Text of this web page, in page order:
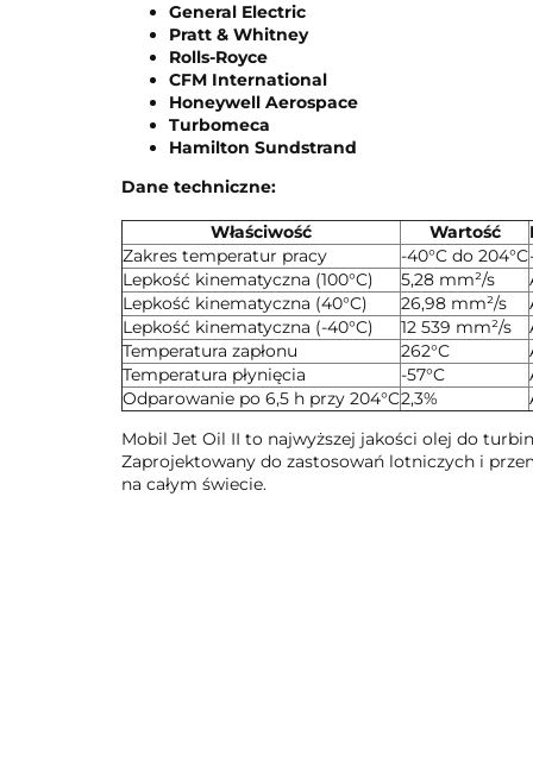
General Electric
Pratt & Whitney
Rolls-Royce
CFM International
Honeywell Aerospace
Turbomeca
Hamilton Sundstrand
Dane techniczne:
Właściwość Wartość
Zakres temperatur pracy
-40°C do 204°C
Lepkość kinematyczna (100°C)
5,28 mm²/s
Lepkość kinematyczna (40°C)
26,98 mm²/s
Lepkość kinematyczna (-40°C)
12 539 mm²/s
Temperatura zapłonu
262°C
Temperatura płynięcia
-57°C
Odparowanie po 6,5 h przy 204°C2,3%
Mobil Jet Oil II to najwyższej jakości olej do
Zaprojektowany do zastosowań lotniczych i
na całym świecie.